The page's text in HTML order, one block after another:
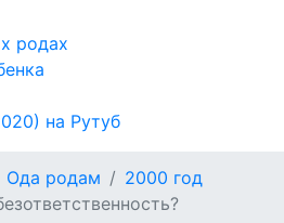
родах
на Рутуб
Ода родам
2000 год